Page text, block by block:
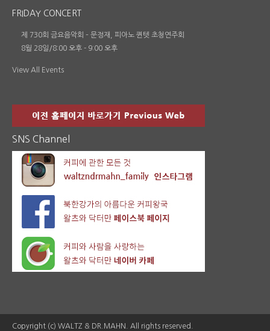
FRIDAY CONCERT
제 730회 금요음악회 – 문정재, 피아노 퀸텟 초청연주회
8월 28일/8:00 오후 - 9:00 오후
View All Events
SNS Channel
Copyright (c) WALTZ & DR.MAHN. All rights reserved.